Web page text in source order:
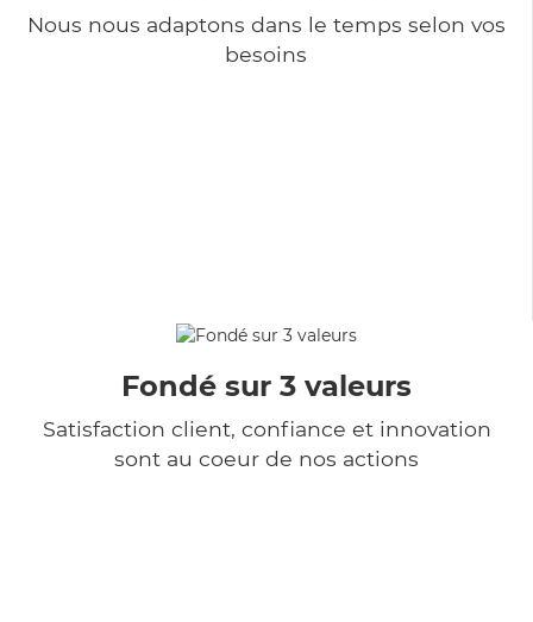
Nous nous adaptons dans le temps selon vos
besoins
Fondé sur 3 valeurs
Satisfaction client, confiance et innovation
sont au coeur de nos actions